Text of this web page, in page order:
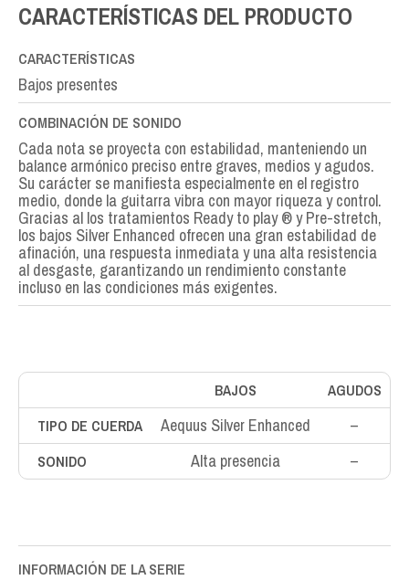
cantidad
CARACTERÍSTICAS DEL PRODUCTO
CARACTERÍSTICAS
Bajos presentes
COMBINACIÓN DE SONIDO
Cada nota se proyecta con estabilidad, manteniendo un
balance armónico preciso entre graves, medios y agudos.
Su carácter se manifiesta especialmente en el registro
medio, donde la guitarra vibra con mayor riqueza y control.
Gracias al los tratamientos Ready to play ® y Pre-stretch,
los bajos Silver Enhanced ofrecen una gran estabilidad de
afinación, una respuesta inmediata y una alta resistencia
al desgaste, garantizando un rendimiento constante
incluso en las condiciones más exigentes.
BAJOS
AGUDOS
TIPO DE CUERDA
Aequus Silver Enhanced –
SONIDO Alta presencia –
INFORMACIÓN DE LA SERIE